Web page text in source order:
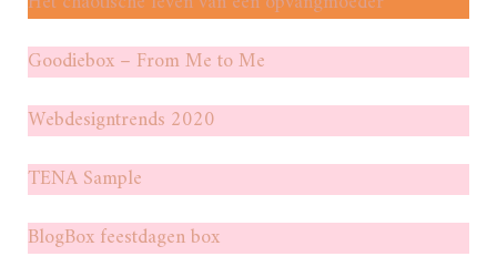
Goodiebox – From Me to Me
Webdesigntrends 2020
TENA Sample
BlogBox feestdagen box